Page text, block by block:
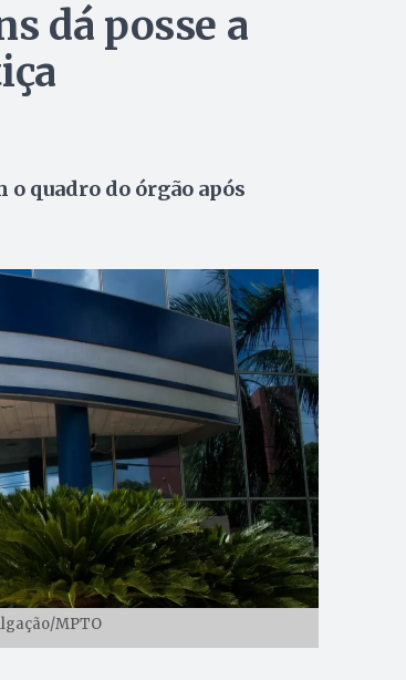
dá posse a
quadro do órgão após
MPTO